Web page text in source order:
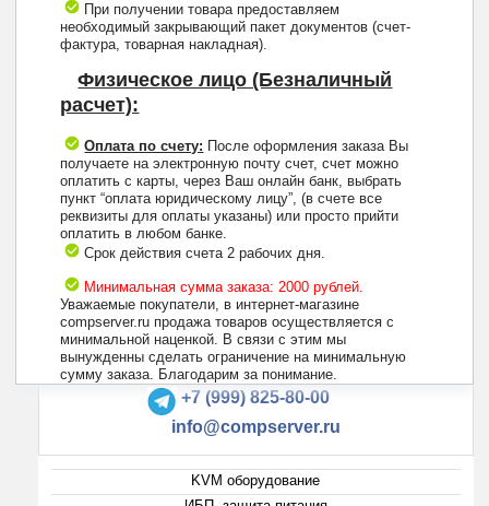
При получении товара предоставляем
необходимый закрывающий пакет документов (счет-
фактура, товарная накладная).
Физическое лицо (Безналичный
расчет):
Оплата по счету: После оформления заказа Вы
получаете на электронную почту счет, счет можно
оплатить с карты, через Ваш онлайн банк, выбрать
пункт “оплата юридическому лицу”, (в счете все
реквизиты для оплаты указаны) или просто прийти
оплатить в любом банке.
Срок действия счета 2 рабочих дня.
Минимальная сумма заказа: 2000 рублей.
Уважаемые покупатели, в интернет-магазине
compserver.ru продажа товаров осуществляется с
минимальной наценкой. В связи с этим мы
вынужденны сделать ограничение на минимальную
сумму заказа. Благодарим за понимание.
+7 (495) 223-13-47
+7 (999) 825-80-00
info@compserver.ru
KVM оборудование